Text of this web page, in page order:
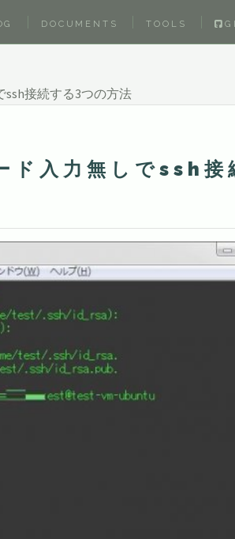
DOCUMENTS TOOLS
接続する3つの方法
ド入力無しでssh接